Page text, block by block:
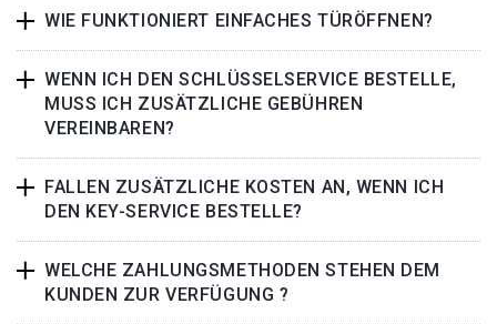
WIE FUNKTIONIERT EINFACHES TÜRÖFFNEN?
WENN ICH DEN SCHLÜSSELSERVICE BESTELLE,
MUSS ICH ZUSÄTZLICHE GEBÜHREN
VEREINBAREN?
FALLEN ZUSÄTZLICHE KOSTEN AN, WENN ICH
DEN KEY-SERVICE BESTELLE?
WELCHE ZAHLUNGSMETHODEN STEHEN DEM
KUNDEN ZUR VERFÜGUNG ?